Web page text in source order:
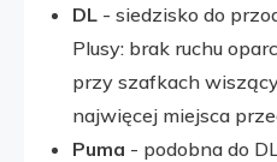
DL - siedzisko do
Plusy: brak ruchu
przy szafkach
najwięcej miejsca
Puma - podobna do